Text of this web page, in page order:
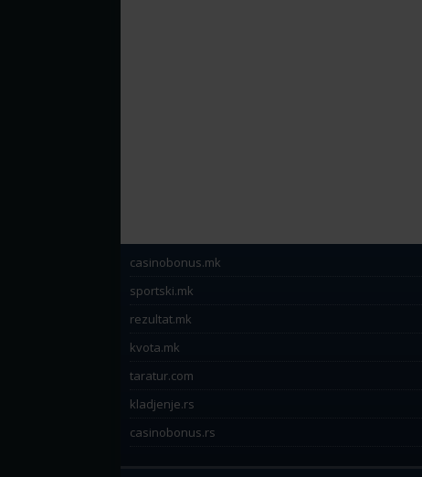
casinobonus.mk
sportski.mk
rezultat.mk
kvota.mk
taratur.com
kladjenje.rs
casinobonus.rs